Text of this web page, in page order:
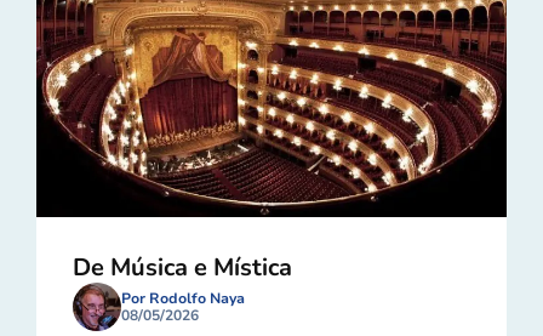
De Música e Mística
Por Rodolfo Naya
08/05/2026